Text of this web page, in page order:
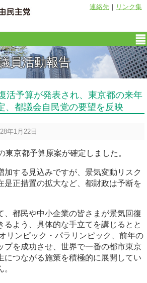
連絡先 ｜ リンク集
員活動報告
活予算が発表され、東京都の来年
、都議会自民党の要望を反映
年1月22日
東京都予算原案が確定しました。
加する見込みですが、景気変動リスク
是正措置の拡大など、都財政は予断を
、都民や中小企業の皆さまが景気回復
るよう、具体的な手立てを講じるとと
リンピック・パラリンピック、前年の
プを成功させ、世界で一番の都市東京
につながる施策を積極的に展開してい